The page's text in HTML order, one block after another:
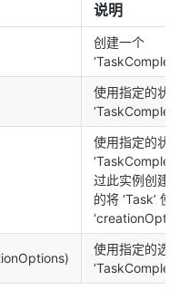
说明
创建一个
使用指定的状
使用指定的状
过此实例创建
的将 ‘Task’
使用指定的选